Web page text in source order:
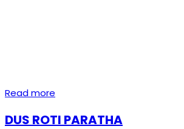
Read more
DUS ROTI PARATHA